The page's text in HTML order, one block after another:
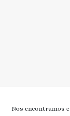
Nos encontramos